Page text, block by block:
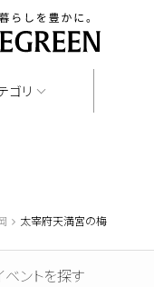
ゴリ
太宰府天満宮の梅
ントを探す